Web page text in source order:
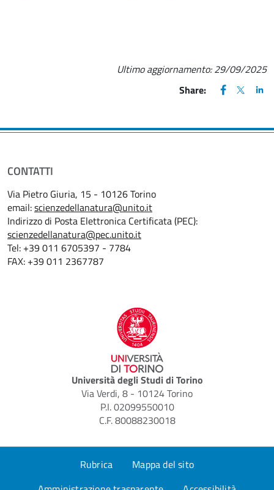
Ultimo aggiornamento:29/09/2025
Share:
FACEBOOK
(apre una
X
(apre
CONTATTI
Via Pietro Giuria, 15 - 10126 Torino
email:scienzedellanatura@unito.it
Indirizzo di Posta Elettronica Certificata (PEC):
scienzedellanatura@pec.unito.it
Tel: +39 011 6705397 - 7784
FAX: +39 011 2367787
Università degli Studi di Torino
Via Verdi, 8 - 10124 Torino
P.I. 02099550010
C.F. 80088230018
Rubrica
Mappa del sito